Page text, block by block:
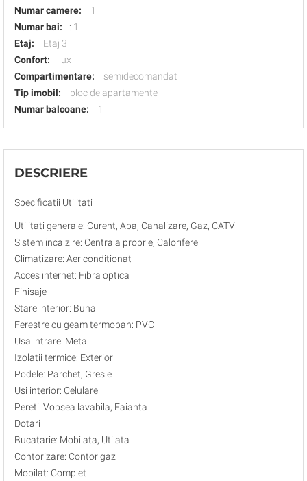
Numar camere:
1
Numar bai:
: 1
Etaj:
Etaj 3
Confort:
lux
Compartimentare:
semidecomandat
Tip imobil:
bloc de apartamente
Numar balcoane:
1
DESCRIERE
Specificatii Utilitati
Utilitati generale: Curent, Apa, Canalizare, Gaz, CATV
Sistem incalzire: Centrala proprie, Calorifere
Climatizare: Aer conditionat
Acces internet: Fibra optica
Finisaje
Stare interior: Buna
Ferestre cu geam termopan: PVC
Usa intrare: Metal
Izolatii termice: Exterior
Podele: Parchet, Gresie
Usi interior: Celulare
Pereti: Vopsea lavabila, Faianta
Dotari
Bucatarie: Mobilata, Utilata
Contorizare: Contor gaz
Mobilat: Complet